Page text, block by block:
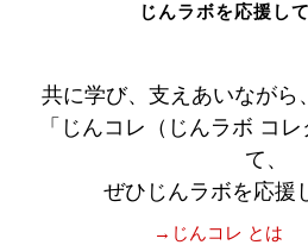
じんラボを応援し
共に学び、支えあいながら
「じんコレ（じんラボ コ
て、
ぜひじんラボを応援
→じんコレ とは